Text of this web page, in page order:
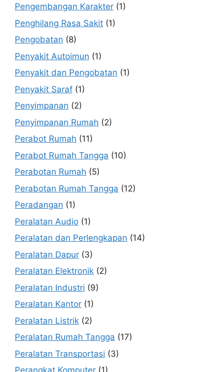
Pengembangan Karakter (1)
Penghilang Rasa Sakit (1)
Pengobatan (8)
Penyakit Autoimun (1)
Penyakit dan Pengobatan (1)
Penyakit Saraf (1)
Penyimpanan (2)
Penyimpanan Rumah (2)
Perabot Rumah (11)
Perabot Rumah Tangga (10)
Perabotan Rumah (5)
Perabotan Rumah Tangga (12)
Peradangan (1)
Peralatan Audio (1)
Peralatan dan Perlengkapan (14)
Peralatan Dapur (3)
Peralatan Elektronik (2)
Peralatan Industri (9)
Peralatan Kantor (1)
Peralatan Listrik (2)
Peralatan Rumah Tangga (17)
Peralatan Transportasi (3)